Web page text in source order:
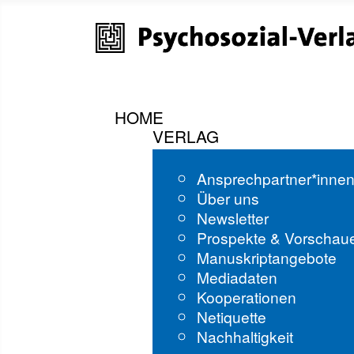
HOME
VERLAG
Über uns
Newsletter
Prospekte &
Manuskriptangebote
Mediadaten
Kooperationen
Netiquette
Nachhaltigkeit